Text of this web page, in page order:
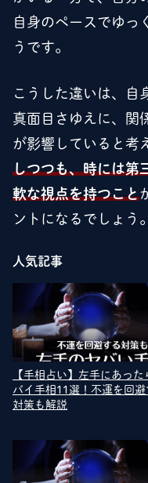
自身のペースでゆっ
うです。
こうした違いは、自
真面目さゆえに、関
が影響していると考
しつつも、時には第
軟な視点を持つこと
ントになるでしょう。
人気記事
【手相占い】左手にあった
バイ手相11選！不運を回避
対策も解説